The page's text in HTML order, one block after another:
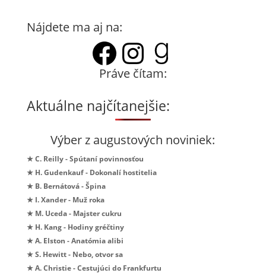
Nájdete ma aj na:
Facebook
Instagram
Práve čítam:
Aktuálne najčítanejšie:
Výber z augustových noviniek:
★ C. Reilly - Spútaní povinnosťou
★ H. Gudenkauf - Dokonalí hostitelia
★ B. Bernátová - Špina
★ I. Xander - Muž roka
★ M. Uceda - Majster cukru
★ H. Kang - Hodiny gréčtiny
★ A. Elston - Anatómia alibi
★ S. Hewitt - Nebo, otvor sa
★ A. Christie - Cestujúci do Frankfurtu